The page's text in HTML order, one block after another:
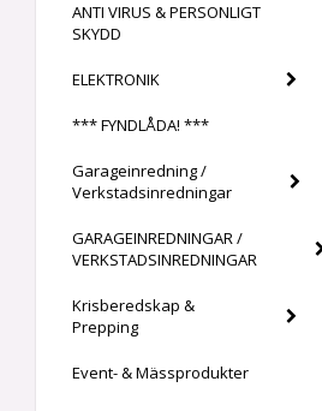
ANTI VIRUS & PERSONLIGT
SKYDD
ELEKTRONIK
*** FYNDLÅDA! ***
Garageinredning /
Verkstadsinredningar
GARAGEINREDNINGAR /
VERKSTADSINREDNINGAR
Krisberedskap &
Prepping
Event- & Mässprodukter